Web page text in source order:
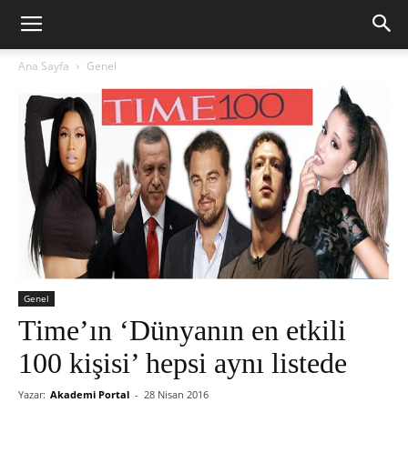
Ana Sayfa Genel
Genel
Time’ın ‘Dünyanın en etkili
100 kişisi’ hepsi aynı listede
Yazar: Akademi Portal - 28 Nisan 2016